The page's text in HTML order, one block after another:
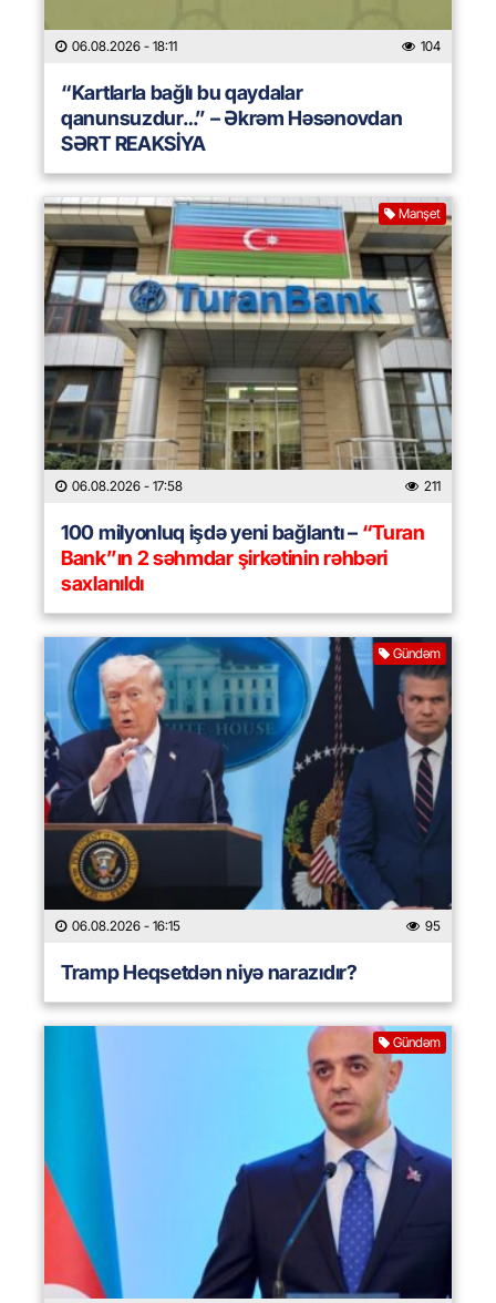
06.08.2026 - 18:11 104
“Kartlarla bağlı bu qaydalar
qanunsuzdur…” – Əkrəm Həsənovdan
SƏRT REAKSİYA
Manşet
06.08.2026 - 17:58 211
100 milyonluq işdə yeni bağlantı –“Turan
Bank”ın 2 səhmdar şirkətinin rəhbəri
saxlanıldı
Gündəm
06.08.2026 - 16:15 95
Tramp Heqsetdən niyə narazıdır?
Gündəm